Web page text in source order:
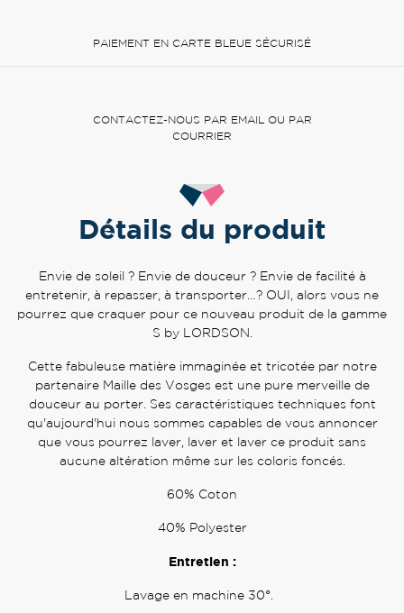
PAIEMENT EN CARTE BLEUE SÉCURISÉ
CONTACTEZ-NOUS PAR EMAIL OU PAR
COURRIER
Détails du produit
Envie de soleil ? Envie de douceur ? Envie de facilité à
entretenir, à repasser, à transporter…? OUI, alors vous ne
pourrez que craquer pour ce nouveau produit de la gamme
S by LORDSON.
Cette fabuleuse matière immaginée et tricotée par notre
partenaire Maille des Vosges est une pure merveille de
douceur au porter. Ses caractéristiques techniques font
qu'aujourd'hui nous sommes capables de vous annoncer
que vous pourrez laver, laver et laver ce produit sans
aucune altération même sur les coloris foncés.
60% Coton
40% Polyester
Entretien :
Lavage en machine 30°.